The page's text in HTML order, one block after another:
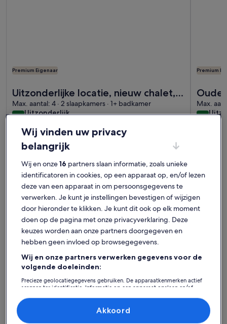
Premium Eigenaar
Uitzonderlijke locatie, nieuw chalet, 4
pers. naar de skipistes van
Gérardmer.
Max. aantal: 4 · 2 slaapkamers · 1+ badkamer
9,8 Uitzonderlijk
uitzonderlijk
(129
beoordelingen)
Premium
Oude
Max.
9,89,8 op
75
Best beoordeelde
vakantiehuizen - Hohneck
Meer informatie over Chalet met uitzicht op het meer van
Premium Eigenaar
Meer informatie over Chalet met uitzicht op het meer van
Meer
Premium
Meer
Wij vinden uw privacy
belangrijk
Wij en onze16 partners slaan informatie, zoals unieke
identificatoren in cookies, op een apparaat op, en/of lezen
deze van een apparaat in om persoonsgegevens te
verwerken. Je kunt je instellingen bevestigen of wijzigen
door hieronder te klikken. Je kunt dit ook op elk moment
doen op de pagina met onze privacyverklaring. Deze
keuzes worden aan onze partners doorgegeven en
hebben geen invloed op browsegegevens.
Wij en onze partners verwerken gegevens voor de
volgende doeleinden:
Precieze geolocatiegegevens gebruiken. De apparaatkenmerken actief
scannen ter identificatie. Informatie op een apparaat opslaan en/of
contentmetingen, doelgroepenonderzoek en ontwikkeling van
Akkoord